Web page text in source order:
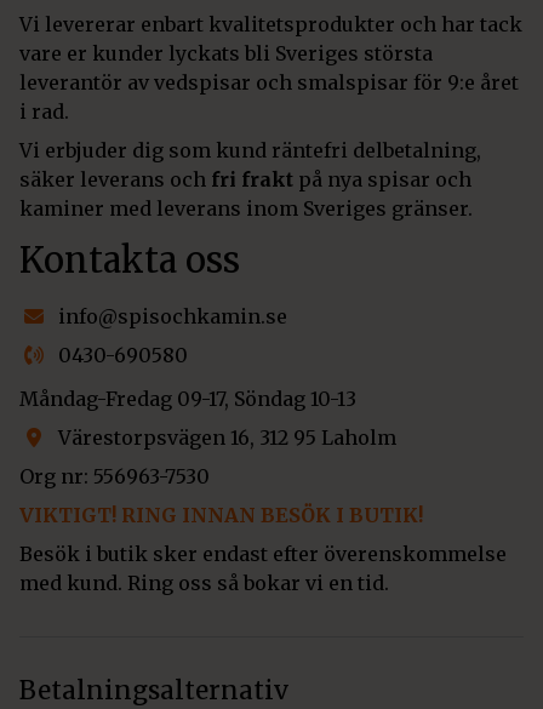
Vi levererar enbart kvalitetsprodukter och har tack
vare er kunder lyckats bli Sveriges största
leverantör av vedspisar och smalspisar för 9:e året
i rad.
Vi erbjuder dig som kund räntefri delbetalning,
säker leverans och fri frakt på nya spisar och
kaminer med leverans inom Sveriges gränser.
Kontakta oss
info@spisochkamin.se
0430-690580
Måndag-Fredag 09-17, Söndag 10-13
Värestorpsvägen 16, 312 95 Laholm
Org nr: 556963-7530
VIKTIGT! RING INNAN BESÖK I BUTIK!
Besök i butik sker endast efter överenskommelse
med kund. Ring oss så bokar vi en tid.
Betalningsalternativ